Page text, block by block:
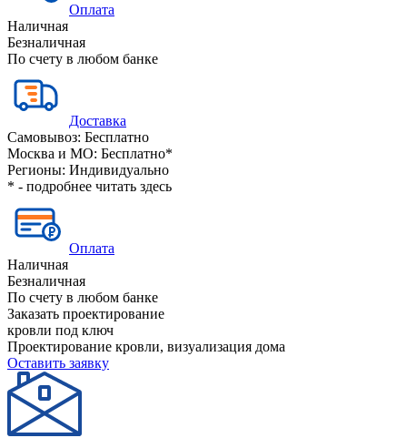
Оплата
Наличная
Безналичная
По счету в любом банке
Доставка
Самовывоз: Бесплатно
Москва и МО: Бесплатно*
Регионы: Индивидуально
* - подробнее читать здесь
Оплата
Наличная
Безналичная
По счету в любом банке
Заказать проектирование
кровли под ключ
Проектирование кровли, визуализация дома
Оставить заявку